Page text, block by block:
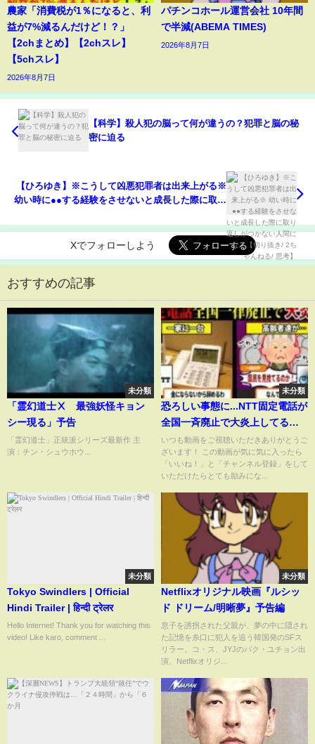
農家「消費税が1％になると、利
益が7%減るんだけど！？」
【2chまとめ】【2chスレ】
【5chスレ】
2026年8月7日
パチンコホール運営会社 10年間
で半減(ABEMA TIMES)
2026年8月7日
【科学】殺人犯の脳って何が違うの？犯罪と脳の秘
密に迫る
【ひろゆき】※こうして凶悪犯罪者は出来上がる※
幼い時に●●する経験をさせないと成長した際に取り
Xでフォローしよう
おすすめの記事
未分類
「霊幻道士Ⅹ 最強妖怪キョン
シー現る」予告
「霊幻道士」正統派シリーズ最新作 主
演：チン・シュウホウ...
未分類
恐ろしい事態に...NTT固定電話が
全国一斉廃止で大炎上してる件
について...【ずんだもん＆ゆっく
り解説】
いつも動画をご視聴いただきありがとうご
ざいます！ この動画が気に気に入ったら
「いいね！」と「チャンネル登録」をして
いただけたらとても励みにな...
未分類
Tokyo Swindlers | Official
Hindi Trailer | हिन्दी ट्रेलर
Hello Internet! Thank you for watching this
video! Like karo, comment ...
未分類
Netflixオリジナル映画『ルシッ
ド ドリーム/明晰夢』予告編
息子を誘拐された父親が、夢の中に隠され
た記憶を糸口に犯人を追う韓国発のSFス
リラー。コ・ス、JYJのパク・ユチョン出
演、Netflixオリジ...